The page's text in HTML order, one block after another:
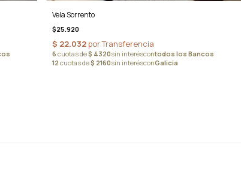
Vela Sorrento
$25.920